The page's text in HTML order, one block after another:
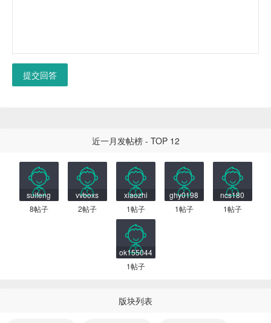
提交回答
近一月发帖榜 - TOP 12
suifeng
8帖子
vvboxs
2帖子
xiaozhi
1帖子
ghy0198
1帖子
ncs180
1帖子
ok155044
1帖子
版块列表